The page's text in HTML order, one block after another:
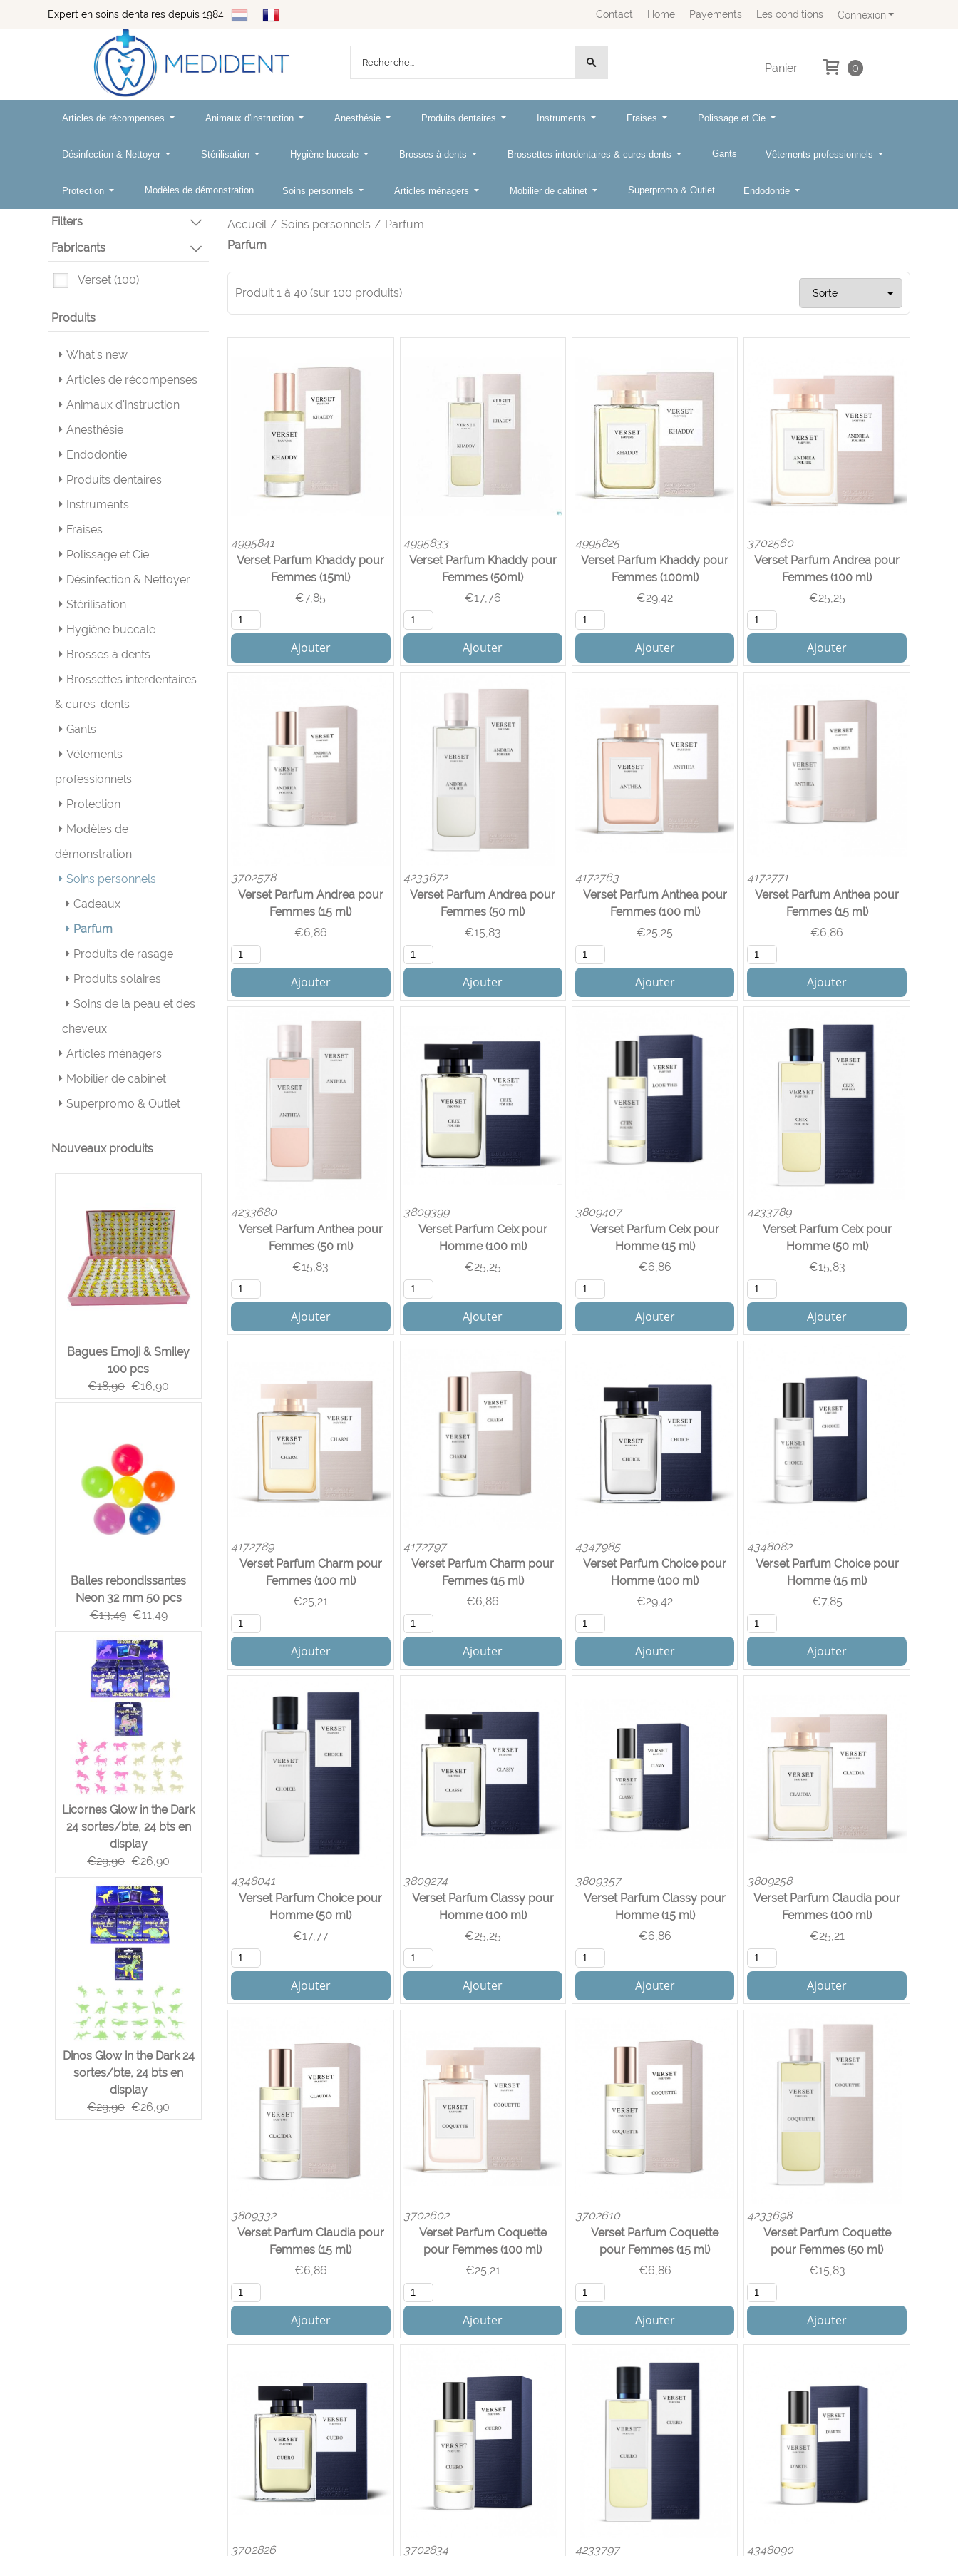
Expert en soins dentaires depuis 1984 Connexion
Contact Home Payements Les conditions
Panier 0
Articles de récompenses Animaux d'instruction Anesthésie Produits dentaires Instruments Fraises Polissage et Cie
Désinfection & Nettoyer Stérilisation Hygiène buccale Brosses à dents Brossettes interdentaires & cures-dents Gants Vêtements professionnels
Protection Modèles de démonstration Soins personnels Articles ménagers Mobilier de cabinet Superpromo & Outlet Endodontie
Filters
Fabricants
Verset (100)
Produits
What's new
Articles de récompenses
Animaux d'instruction
Anesthésie
Endodontie
Produits dentaires
Instruments
Fraises
Polissage et Cie
Désinfection & Nettoyer
Stérilisation
Hygiène buccale
Brosses à dents
Brossettes interdentaires
& cures-dents
Gants
Vêtements
professionnels
Protection
Modèles de
démonstration
Soins personnels
Cadeaux
Parfum
Produits de rasage
Produits solaires
Soins de la peau et des
cheveux
Articles ménagers
Mobilier de cabinet
Superpromo & Outlet
Nouveaux produits
Bagues Emoji & Smiley
100 pcs
€18,90 €16,90
Balles rebondissantes
Neon 32 mm 50 pcs
€13,49 €11,49
Licornes Glow in the Dark
24 sortes/bte, 24 bts en
display
€29,90 €26,90
Dinos Glow in the Dark 24
sortes/bte, 24 bts en
display
€29,90 €26,90
Accueil / Soins personnels / Parfum
Parfum
Produit1 à40 (sur100 produits)
4995841
Verset Parfum Khaddy pour
Femmes (15ml)
€7,85
Ajouter
4995833
Verset Parfum Khaddy pour
Femmes (50ml)
€17,76
Ajouter
4995825
Verset Parfum Khaddy pour
Femmes (100ml)
€29,42
Ajouter
3702560
Verset Parfum Andrea pour
Femmes (100 ml)
€25,25
Ajouter
3702578
Verset Parfum Andrea pour
Femmes (15 ml)
€6,86
Ajouter
4233672
Verset Parfum Andrea pour
Femmes (50 ml)
€15,83
Ajouter
4172763
Verset Parfum Anthea pour
Femmes (100 ml)
€25,25
Ajouter
4172771
Verset Parfum Anthea pour
Femmes (15 ml)
€6,86
Ajouter
4233680
Verset Parfum Anthea pour
Femmes (50 ml)
€15,83
Ajouter
3809399
Verset Parfum Ceix pour
Homme (100 ml)
€25,25
Ajouter
3809407
Verset Parfum Ceix pour
Homme (15 ml)
€6,86
Ajouter
4233789
Verset Parfum Ceix pour
Homme (50 ml)
€15,83
Ajouter
4172789
Verset Parfum Charm pour
Femmes (100 ml)
€25,21
Ajouter
4172797
Verset Parfum Charm pour
Femmes (15 ml)
€6,86
Ajouter
4347985
Verset Parfum Choice pour
Homme (100 ml)
€29,42
Ajouter
4348082
Verset Parfum Choice pour
Homme (15 ml)
€7,85
Ajouter
4348041
Verset Parfum Choice pour
Homme (50 ml)
€17,77
Ajouter
3809274
Verset Parfum Classy pour
Homme (100 ml)
€25,25
Ajouter
3809357
Verset Parfum Classy pour
Homme (15 ml)
€6,86
Ajouter
3809258
Verset Parfum Claudia pour
Femmes (100 ml)
€25,21
Ajouter
3809332
Verset Parfum Claudia pour
Femmes (15 ml)
€6,86
Ajouter
3702602
Verset Parfum Coquette
pour Femmes (100 ml)
€25,21
Ajouter
3702610
Verset Parfum Coquette
pour Femmes (15 ml)
€6,86
Ajouter
4233698
Verset Parfum Coquette
pour Femmes (50 ml)
€15,83
Ajouter
3702826 3702834 4233797 4348090